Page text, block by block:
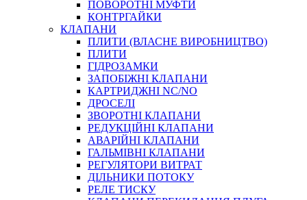
КОНЕКТОРИ
ХОМУТИ
ЧЕРВ`ЯЧНІ
ПРУЖИННІ
ПОВОРОТНІ МУФТИ
КОНТРГАЙКИ
КЛАПАНИ
ПЛИТИ (ВЛАСНЕ ВИРОБНИЦТВО)
ПЛИТИ
ГІДРОЗАМКИ
ЗАПОБІЖНІ КЛАПАНИ
КАРТРИДЖНІ NC/NO
ДРОСЕЛІ
ЗВОРОТНІ КЛАПАНИ
РЕДУКЦІЙНІ КЛАПАНИ
АВАРІЙНІ КЛАПАНИ
ГАЛЬМІВНІ КЛАПАНИ
РЕГУЛЯТОРИ ВИТРАТ
ДІЛЬНИКИ ПОТОКУ
РЕЛЕ ТИСКУ